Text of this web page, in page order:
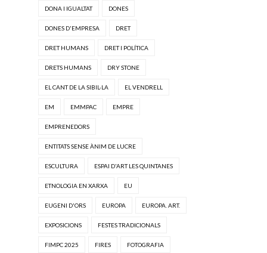
DONA I IGUALTAT DONES
DONES D'EMPRESA DRET
DRET HUMANS DRET I POLÍTICA
DRETS HUMANS DRY STONE
EL CANT DE LA SIBIL·LA EL VENDRELL
EM EMMPAC EMPRE
EMPRENEDORS
ENTITATS SENSE ÀNIM DE LUCRE
ESCULTURA ESPAI D'ART LES QUINTANES
ETNOLOGIA EN XARXA EU
EUGENI D'ORS EUROPA EUROPA. ART.
EXPOSICIONS FESTES TRADICIONALS
FIMPC 2025 FIRES FOTOGRAFIA